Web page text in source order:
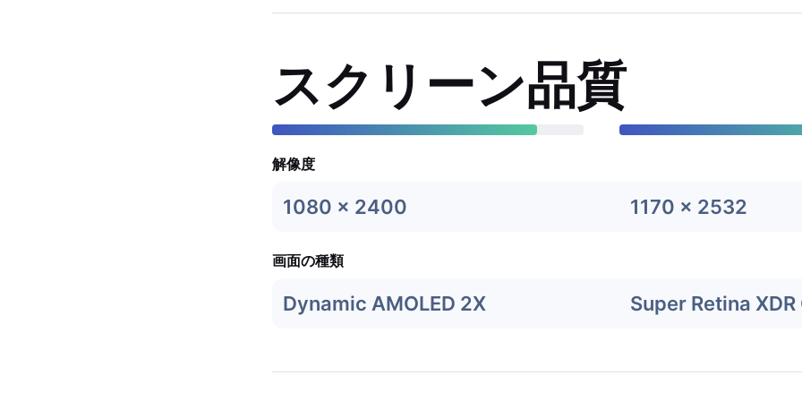
スクリーン品質
解像度
1080 x 2400 1170 x 2532
画面の種類
Dynamic AMOLED 2X Super Retina XDR